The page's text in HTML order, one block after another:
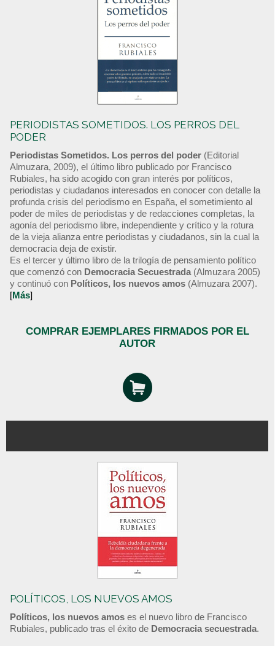
PERIODISTAS SOMETIDOS. LOS PERROS DEL
PODER
Periodistas Sometidos. Los perros del poder (Editorial
Almuzara, 2009), el último libro publicado por Francisco
Rubiales, ha sido acogido con gran interés por políticos,
periodistas y ciudadanos interesados en conocer con detalle la
profunda crisis del periodismo en España, el sometimiento al
poder de miles de periodistas y de redacciones completas, la
agonía del periodismo libre, independiente y crítico y la rotura
de la vieja alianza entre periodistas y ciudadanos, sin la cual la
democracia deja de existir.
Es el tercer y último libro de la trilogía de pensamiento político
que comenzó con Democracia Secuestrada (Almuzara 2005)
y continuó con Políticos, los nuevos amos (Almuzara 2007).
[Más]
COMPRAR EJEMPLARES FIRMADOS POR EL
AUTOR
POLÍTICOS, LOS NUEVOS AMOS
Políticos, los nuevos amos es el nuevo libro de Francisco
Rubiales, publicado tras el éxito de Democracia secuestrada.